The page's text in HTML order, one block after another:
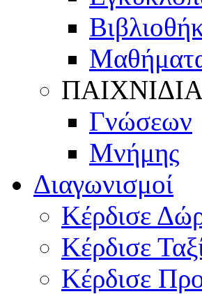
ΠΑΙΧΝΙΔΙΑ
Γνώσεων
Μνήμης
Διαγωνισμοί
Κέρδισε
Κέρδισε
Κέρδισε